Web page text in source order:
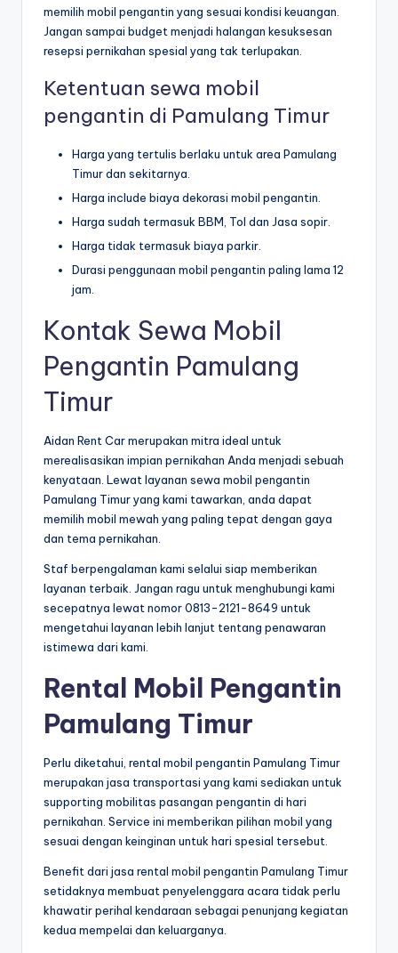
memilih mobil pengantin yang sesuai kondisi keuangan.
Jangan sampai budget menjadi halangan kesuksesan
resepsi pernikahan spesial yang tak terlupakan.
Ketentuan sewa mobil
pengantin di Pamulang Timur
Harga yang tertulis berlaku untuk area Pamulang
Timur dan sekitarnya.
Harga include biaya dekorasi mobil pengantin.
Harga sudah termasuk BBM, Tol dan Jasa sopir.
Harga tidak termasuk biaya parkir.
Durasi penggunaan mobil pengantin paling lama 12
jam.
Kontak Sewa Mobil
Pengantin Pamulang
Timur
Aidan Rent Car merupakan mitra ideal untuk
merealisasikan impian pernikahan Anda menjadi sebuah
kenyataan. Lewat layanan sewa mobil pengantin
Pamulang Timur yang kami tawarkan, anda dapat
memilih mobil mewah yang paling tepat dengan gaya
dan tema pernikahan.
Staf berpengalaman kami selalui siap memberikan
layanan terbaik. Jangan ragu untuk menghubungi kami
secepatnya lewat nomor 0813-2121-8649 untuk
mengetahui layanan lebih lanjut tentang penawaran
istimewa dari kami.
Rental Mobil Pengantin
Pamulang Timur
Perlu diketahui, rental mobil pengantin Pamulang Timur
merupakan jasa transportasi yang kami sediakan untuk
supporting mobilitas pasangan pengantin di hari
pernikahan. Service ini memberikan pilihan mobil yang
sesuai dengan keinginan untuk hari spesial tersebut.
Benefit dari jasa rental mobil pengantin Pamulang Timur
setidaknya membuat penyelenggara acara tidak perlu
khawatir perihal kendaraan sebagai penunjang kegiatan
kedua mempelai dan keluarganya.